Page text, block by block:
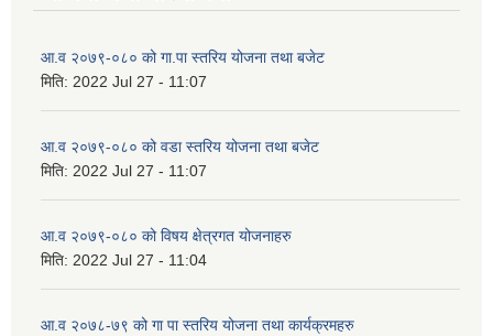
आ.व २०७९-०८० को गा.पा स्तरिय योजना तथा बजेट
मिति: 2022 Jul 27 - 11:07
आ.व २०७९-०८० को वडा स्तरिय योजना तथा बजेट
मिति: 2022 Jul 27 - 11:07
आ.व २०७९-०८० को विषय क्षेत्रगत योजनाहरु
मिति: 2022 Jul 27 - 11:04
आ.व २०७८-७९ को गा पा स्तरिय योजना तथा कार्यक्रमहरु